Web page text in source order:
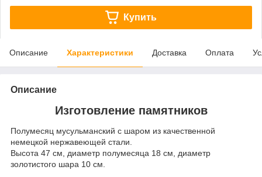
Купить
Описание Характеристики Доставка Оплата
Описание
Изготовление памятников
Полумесяц мусульманский с шаром из качественной
немецкой нержавеющей стали.
Высота 47 см, диаметр полумесяца 18 см, диаметр
золотистого шара 10 см.